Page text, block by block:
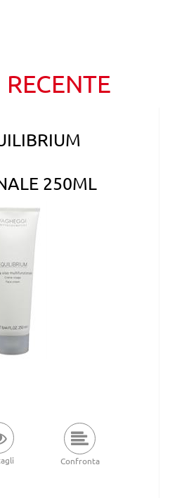
250ML
Confronta